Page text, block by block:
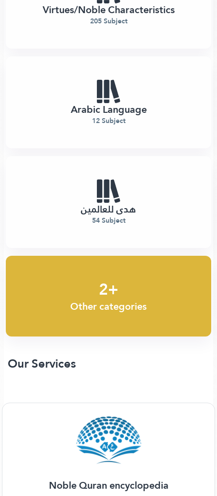
Virtues/Noble Characteristics
205 Subject
Arabic Language
12 Subject
هدى للعالمين
54 Subject
2+
Other categories
Our Services
Noble Quran encyclopedia